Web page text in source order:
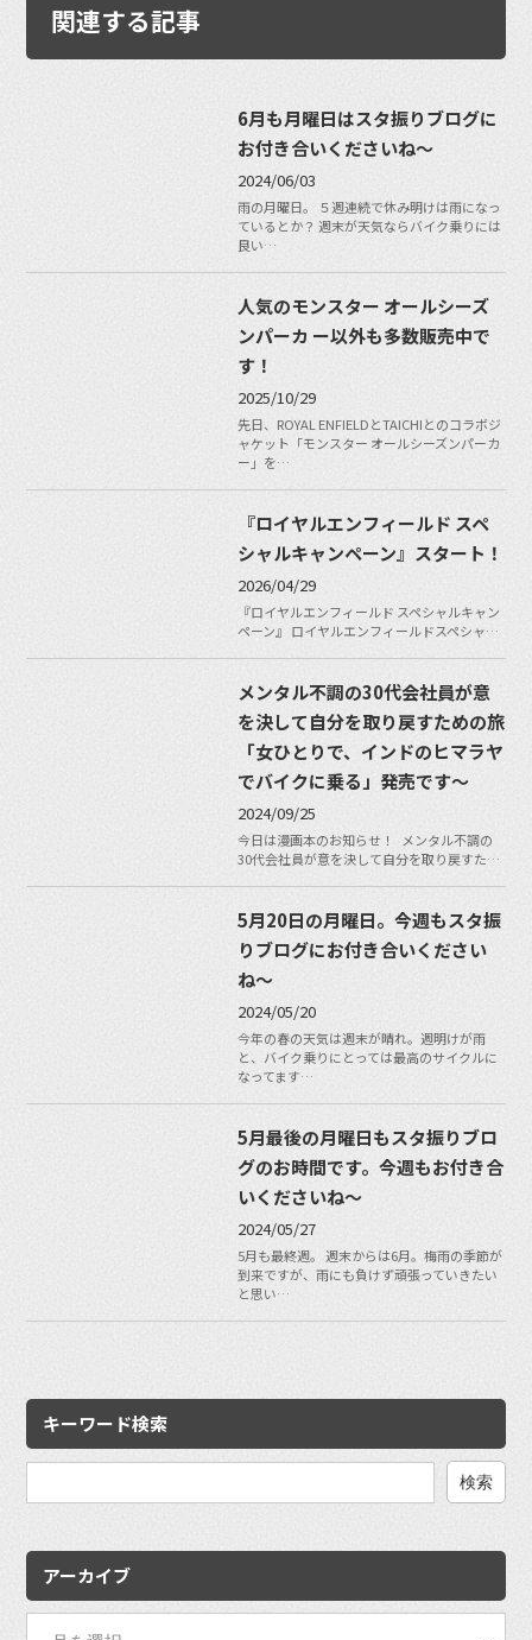
関連する記事
6月も月曜日はスタ振りブログに
お付き合いくださいね〜
2024/06/03
雨の月曜日。 ５週連続で休み明けは雨になっ
ているとか？ 週末が天気ならバイク乗りには
良い…
人気のモンスター オールシーズ
ンパーカ ー以外も多数販売中で
す！
2025/10/29
先日、ROYAL ENFIELDとTAICHIとのコラボジ
ャケット「モンスター オールシーズンパーカ
ー」を…
『ロイヤルエンフィールド スペ
シャルキャンペーン』スタート！
2026/04/29
『ロイヤルエンフィールド スペシャルキャン
ペーン』 ロイヤルエンフィールドスペシャ…
メンタル不調の30代会社員が意
を決して自分を取り戻すための旅
「女ひとりで、インドのヒマラヤ
でバイクに乗る」発売です〜
2024/09/25
今日は漫画本のお知らせ！ メンタル不調の
30代会社員が意を決して自分を取り戻すた…
5月20日の月曜日。今週もスタ振
りブログにお付き合いください
ね〜
2024/05/20
今年の春の天気は週末が晴れ。週明けが雨
と、バイク乗りにとっては最高のサイクルに
なってます…
5月最後の月曜日もスタ振りブロ
グのお時間です。今週もお付き合
いくださいね〜
2024/05/27
5月も最終週。 週末からは6月。梅雨の季節が
到来ですが、雨にも負けず頑張っていきたい
と思い…
キーワード検索
アーカイブ